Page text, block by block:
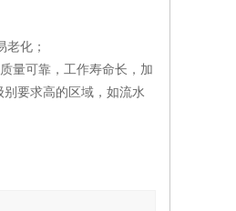
化；
量可靠，工作寿命长，加
要求高的区域，如流水